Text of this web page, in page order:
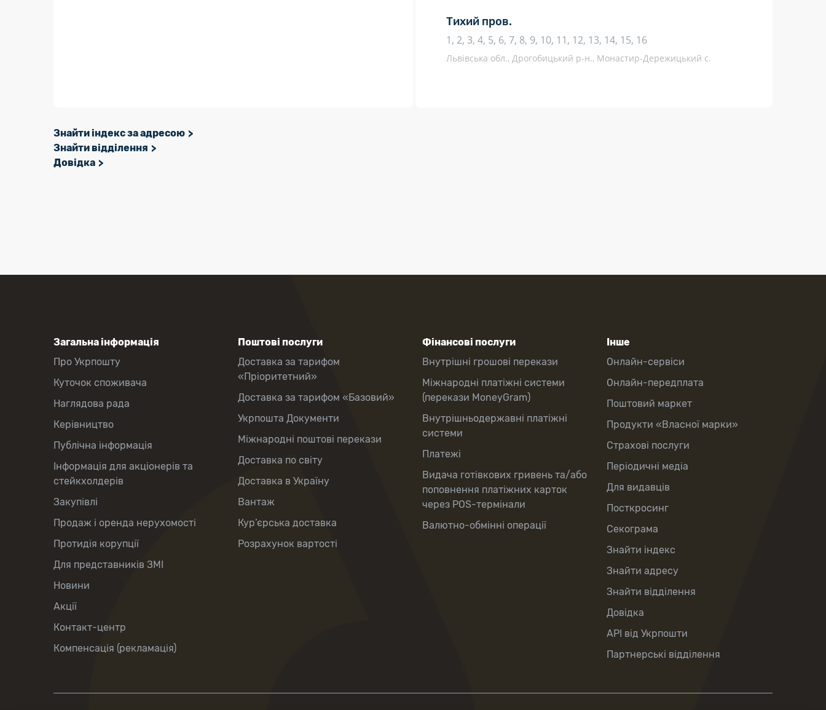
Тихий пров.
1, 2, 3, 4, 5, 6, 7, 8, 9, 10, 11, 12, 13, 14, 15, 16
Львівська обл., Дрогобицький р-н., Монастир-Дережицький с.
Знайти індекс за адресою
Знайти відділення
Довідка
Загальна інформація
Про Укрпошту
Куточок споживача
Наглядова рада
Керівництво
Публічна інформація
Інформація для акціонерів та
стейкхолдерів
Закупівлі
Продаж і оренда нерухомості
Протидія корупції
Для представників ЗМІ
Новини
Акції
Контакт-центр
Компенсація (рекламація)
Поштові послуги
Доставка за тарифом
«Пріоритетний»
Доставка за тарифом «Базовий»
Укрпошта Документи
Міжнародні поштові перекази
Доставка по світу
Доставка в Україну
Вантаж
Кур’єрська доставка
Розрахунок вартості
Фінансові послуги
Внутрішні грошові перекази
Міжнародні платіжні системи
(перекази MoneyGram)
Внутрішньодержавні платіжні
системи
Платежі
Видача готівкових гривень та/або
поповнення платіжних карток
через POS-термінали
Валютно-обмінні операції
Інше
Онлайн-сервіси
Онлайн-передплата
Поштовий маркет
Продукти «Власної марки»
Страхові послуги
Періодичні медіа
Для видавців
Посткросинг
Секограма
Знайти індекс
Знайти адресу
Знайти відділення
Довідка
API від Укрпошти
Партнерські відділення